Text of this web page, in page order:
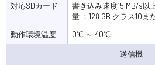
対応SDカード
書き込み速度15 MB/s以
量 ：128 GB クラス10ま
動作環境温度
0℃ ～ 40℃
送信機